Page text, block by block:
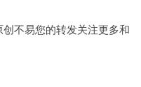
不易您的转发关注更多和